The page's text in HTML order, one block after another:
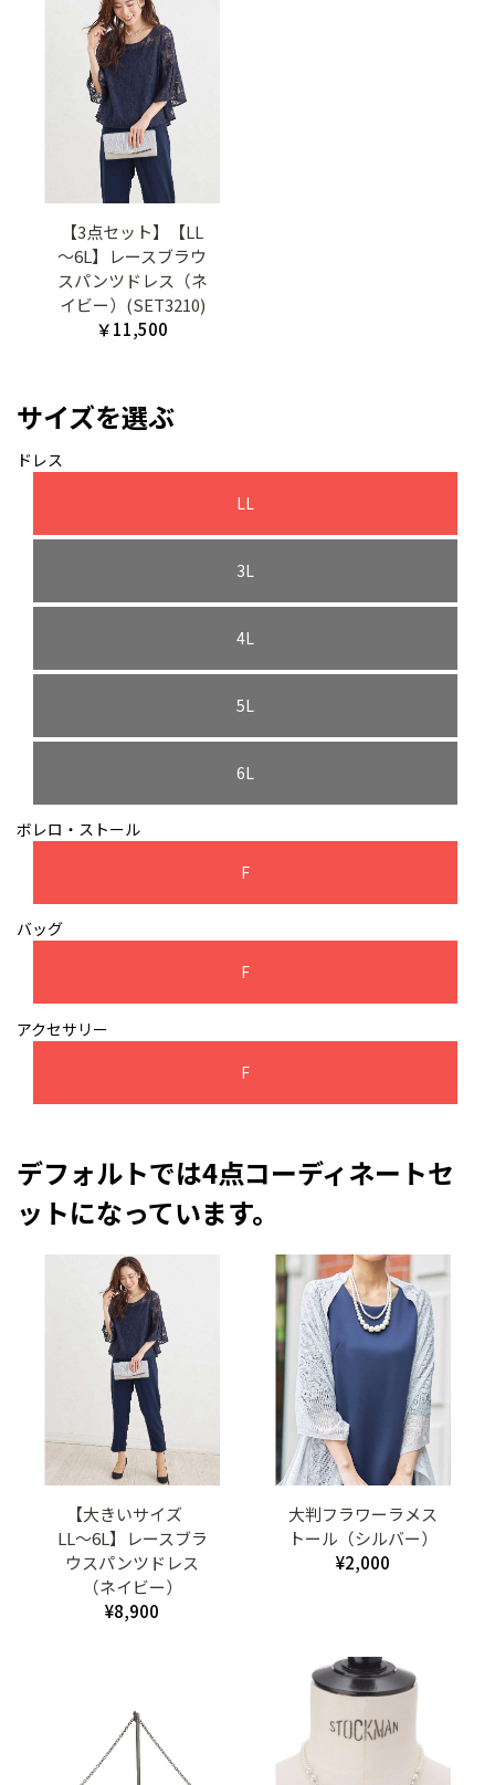
【3点セット】【LL
～6L】レースブラウ
スパンツドレス（ネ
イビー）(SET3210)
￥11,500
サイズを選ぶ
ドレス
LL
3L
4L
5L
6L
ボレロ・ストール
F
バッグ
F
アクセサリー
F
デフォルトでは4点コーディネートセ
ットになっています。
【大きいサイズ
LL〜6L】レースブラ
ウスパンツドレス
（ネイビー）
¥8,900
大判フラワーラメス
トール（シルバー）
¥2,000